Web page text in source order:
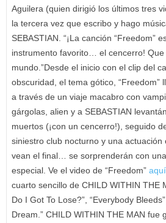
Aguilera (quien dirigió los últimos tres
la tercera vez que escribo y hago
SEBASTIAN. “¡La canción “Freedom”
instrumento favorito… el cencerro!
mundo.”Desde el inicio con el clip del
obscuridad, el tema gótico, “Freedom”
a través de un viaje macabro con
gárgolas, alien y a SEBASTIAN
muertos (¡con un cencerro!), seguido
siniestro club nocturno y una actuación
vean el final… se sorprenderán con
especial. Ve el video de “Freedom” aquí
cuarto sencillo de CHILD WITHIN THE
Do I Got To Lose?”, “Everybody
Dream.” CHILD WITHIN THE MAN fue